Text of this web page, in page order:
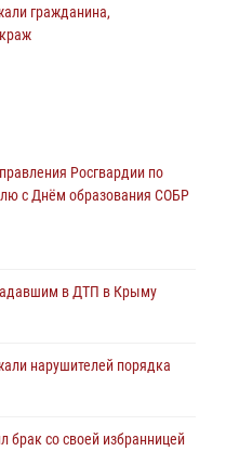
гражданина,
действия на
День Крещения Руси
задержали подозреваемого
Росгвардии по
с Днём образования СОБР
в ДТП в Крыму
нарушителей порядка
брак со своей избранницей